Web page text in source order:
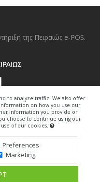
to analyze traffic. We also offer
on how you use our
information you provide or
choose to continue using our
of our cookies.
Preferences
Marketing
της Πειραιώς e-POS.
Reserved.
Art.gr